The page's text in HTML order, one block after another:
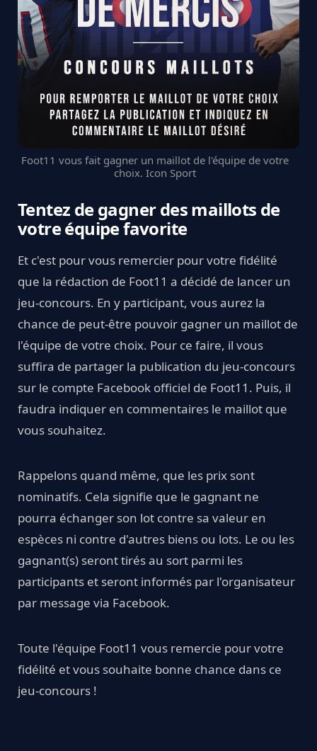
Foot11 vous fait gagner un maillot de l'équipe de votre
choix. Icon Sport
Tentez de gagner des maillots de
votre équipe favorite
Et c'est pour vous remercier pour votre fidélité
que la rédaction de Foot11 a décidé de lancer un
jeu-concours. En y participant, vous aurez la
chance de peut-être pouvoir gagner un maillot de
l'équipe de votre choix. Pour ce faire, il vous
suffira de partager la publication du jeu-concours
sur le compte Facebook officiel de Foot11. Puis, il
faudra indiquer en commentaires le maillot que
vous souhaitez.
Rappelons quand même, que les prix sont
nominatifs. Cela signifie que le gagnant ne
pourra échanger son lot contre sa valeur en
espèces ni contre d'autres biens ou lots. Le ou les
gagnant(s) seront tirés au sort parmi les
participants et seront informés par l'organisateur
par message via Facebook.
Toute l'équipe Foot11 vous remercie pour votre
fidélité et vous souhaite bonne chance dans ce
jeu-concours !